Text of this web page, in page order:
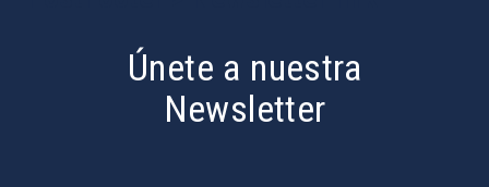
Únete a nuestra
Newsletter